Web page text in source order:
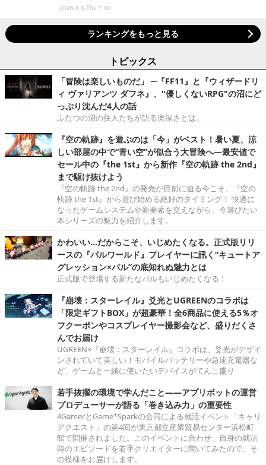
2026.8.6 Thu 7:00
ランキングをもっと見る
トピックス
「冒険は楽しいものだ」 ─『FF11』と『ウィザードリ
ィ ヴァリアンツ ダフネ』、"優しくないRPG"の沼にど
っぷり沈んだ4人の話
ふたつの沼の住人たちが語る奥深さとは。
『空の軌跡』を遊ぶのは「今」がベスト！暑い夏、涼
しい部屋の中で“青い空”が似合う大冒険へ―最安値で
セール中の『the 1st』から新作『空の軌跡 the 2nd』
まで駆け抜けよう
『空の軌跡 the 2nd』の発売が目前に迫る今こそ、『空の
軌跡 the 1st』から遊び始める絶好のタイミング！ 快適に
なったゲームシステムや新要素を交えながら、今遊びたい
本シリーズの魅力を紹介します。
かわいい…だからこそ、いじめたくなる。正式版リリ
ースの『パルワールド』プレイヤーに訊く“キュートア
グレッション×パル”の底知れぬ魅力とは
正式版で登場する新たなパルもいじめたくなる！
『崩壊：スターレイル』爻光とUGREENのコラボは
「限定ギフトBOX」が超豪華！全6商品に使える5％オ
フクーポンやコスプレイヤー撮影会など、盛りだくさ
んでお届け
UGREEN×『崩壊：スターレイル』コラボは、爻光がデザイ
ンされていて美しい！モバイルバッテリーや急速充電器な
ど、ゲームと一緒に使いたいデバイスがてんこ盛り
若手抜擢の環境で学んだこと――アプリボットの運営
プロデューサーが語る「巻き込み力」の重要性
4GamerとGame*Sparkの合同による就活イベント「キャリ
アクエスト」の第4回が東京都立産業貿易センター浜松町
館で開催されました。このイベントに合わせ、自身の就活
時のエピソードを若手クリエイターに聞いてみたので、そ
の模様をお届けします。